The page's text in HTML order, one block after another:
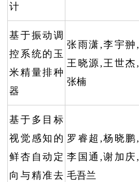
计
基于振动调
控系统的玉
米精量排种
器
张雨潇,李宇翀,
王晓源,王世杰,
张楠
基于多目标
视觉感知的
鲜杏自动定
向与精准去
罗睿超,杨晓鹏,
李国通,谢加庆,
毛吾兰